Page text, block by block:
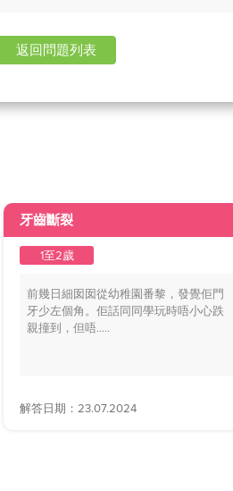
返回問題列表
牙齒斷裂
1至2歲
前幾日細囡囡從幼稚園番黎，發覺佢門
牙少左個角。佢話同同學玩時唔小心跌
親撞到，但唔.....
解答日期：23.07.2024